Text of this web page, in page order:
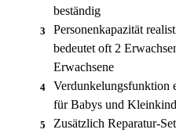
beständig
3
Personenkapazität
bedeutet oft 2
Erwachsene
4
Verdunkelungsfunktion
für Babys und
5
Zusätzlich Reparatur-